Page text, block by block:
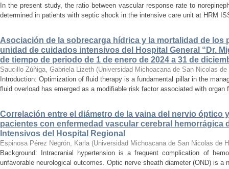
In the present study, the ratio between vascular response rate to
determined in patients with septic shock in the intensive care unit at HRM
Asociación de la sobrecarga hídrica y la mortalidad de los
unidad de cuidados intensivos del Hospital General “Dr.
de tiempo de periodo de 1 de enero de 2024 a 31 de
Saucillo Zúñiga, Gabriela Lizeth (Universidad Michoacana de San Nicolas de
Introduction: Optimization of fluid therapy is a fundamental pillar in the
fluid overload has emerged as a modifiable risk factor associated with organ
Correlación entre el diámetro de la vaina del nervio óptico
pacientes con enfermedad vascular cerebral hemorrágica
Intensivos del Hospital Regional
Espinosa Pérez Negrón, Karla (Universidad Michoacana de San Nicolas de
Background: Intracranial hypertension is a frequent complication of
unfavorable neurological outcomes. Optic nerve sheath diameter (OND) is a